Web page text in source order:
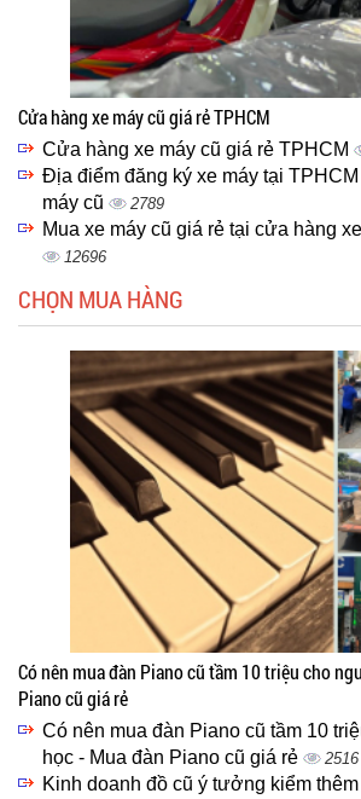
Cửa hàng xe máy cũ giá rẻ TPHCM
Cửa hàng xe máy cũ giá rẻ TPHCM
Địa điểm đăng ký xe máy tại
máy cũ
2789
Mua xe máy cũ giá rẻ tại cửa hàng
12696
CHỌN MUA HÀNG
Có nên mua đàn Piano cũ tầm 10 triệu cho
Piano cũ giá rẻ
Có nên mua đàn Piano cũ tầm 10
học - Mua đàn Piano cũ giá rẻ
2516
Kinh doanh đồ cũ ý tưởng kiểm